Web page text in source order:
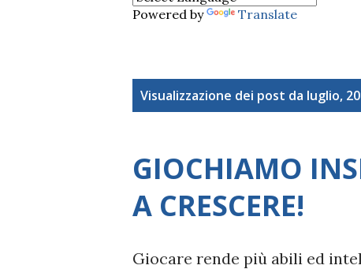
Powered by Translate
Visualizzazione dei post da luglio,
GIOCHIAMO
A CRESCERE!
Giocare rende più abili ed